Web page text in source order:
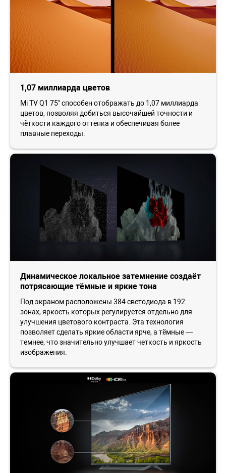
1,07 миллиарда цветов
Mi TV Q1 75" способен отображать до 1,07 миллиарда
цветов, позволяя добиться высочайшей точности и
чёткости каждого оттенка и обеспечивая более
плавные переходы.
Динамическое локальное затемнение создаёт
потрясающие тёмные и яркие тона
Под экраном расположены 384 светодиода в 192
зонах, яркость которых регулируется отдельно для
улучшения цветового контраста. Эта технология
позволяет сделать яркие области ярче, а тёмные —
темнее, что значительно улучшает четкость и яркость
изображения.